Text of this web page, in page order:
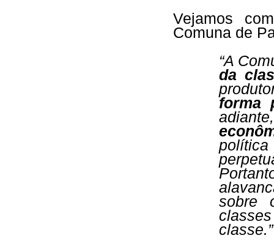
Vejamos
Comuna de
“A
da
forma
política
sobre
classe.”